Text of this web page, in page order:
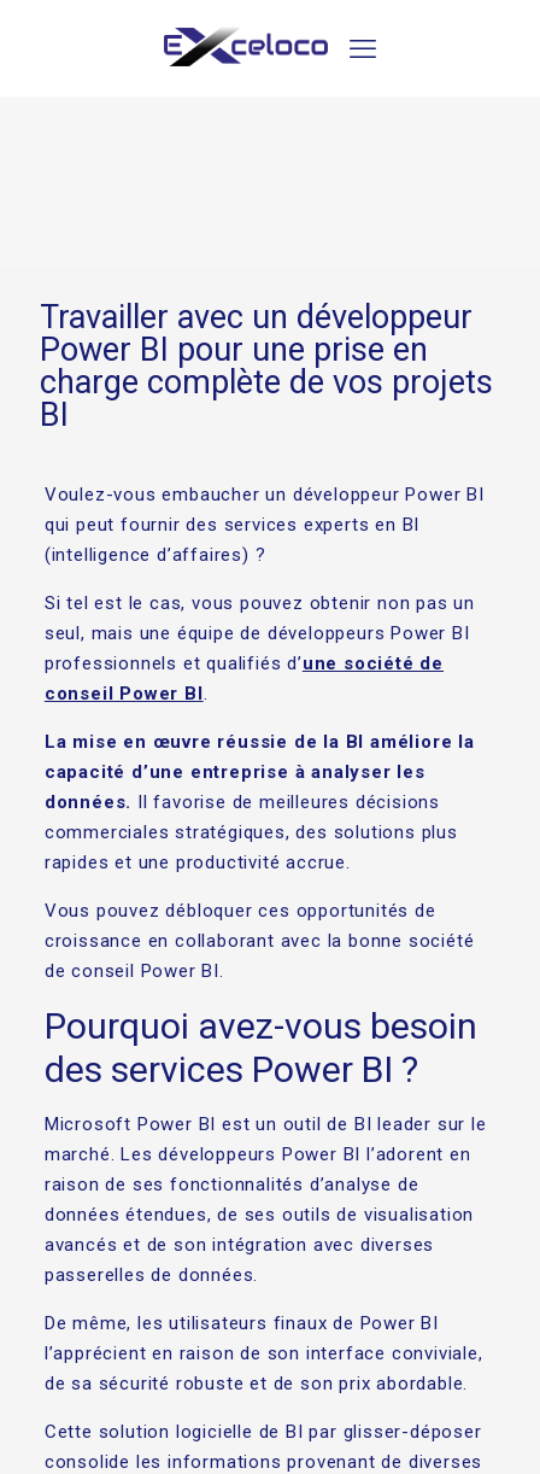
Travailler avec un développeur
Power BI pour une prise en
charge complète de vos projets
BI
Voulez-vous embaucher un développeur Power BI
qui peut fournir des services experts en BI
(intelligence d’affaires) ?
Si tel est le cas, vous pouvez obtenir non pas un
seul, mais une équipe de développeurs Power BI
professionnels et qualifiés d’une société de
conseil Power BI.
La mise en œuvre réussie de la BI améliore la
capacité d’une entreprise à analyser les
données. Il favorise de meilleures décisions
commerciales stratégiques, des solutions plus
rapides et une productivité accrue.
Vous pouvez débloquer ces opportunités de
croissance en collaborant avec la bonne société
de conseil Power BI.
Pourquoi avez-vous besoin
des services Power BI ?
Microsoft Power BI est un outil de BI leader sur le
marché. Les développeurs Power BI l’adorent en
raison de ses fonctionnalités d’analyse de
données étendues, de ses outils de visualisation
avancés et de son intégration avec diverses
passerelles de données.
De même, les utilisateurs finaux de Power BI
l’apprécient en raison de son interface conviviale,
de sa sécurité robuste et de son prix abordable.
Cette solution logicielle de BI par glisser-déposer
consolide les informations provenant de diverses